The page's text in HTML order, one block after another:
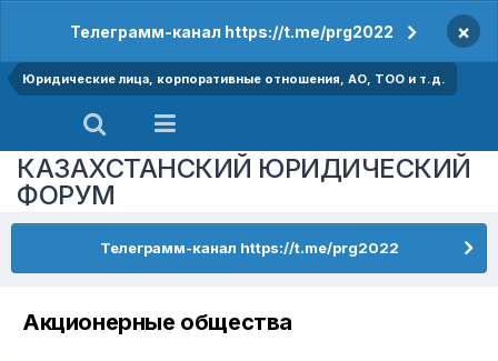
Телеграмм-канал https://t.me/prg2022 ×
Юридические лица, корпоративные отношения, АО, ТОО и т.д.
КАЗАХСТАНСКИЙ ЮРИДИЧЕСКИЙ
ФОРУМ
Телеграмм-канал https://t.me/prg2022
Акционерные общества